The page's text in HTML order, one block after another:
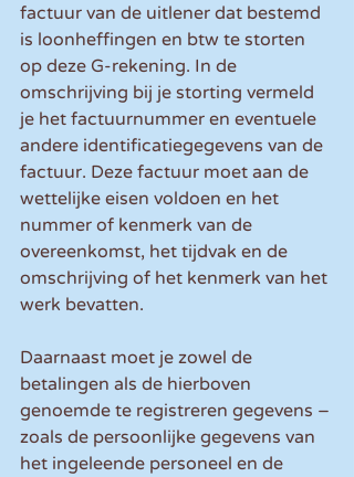
factuur van de uitlener dat bestemd
is loonheffingen en btw te storten
op deze G-rekening. In de
omschrijving bij je storting vermeld
je het factuurnummer en eventuele
andere identificatiegegevens van de
factuur. Deze factuur moet aan de
wettelijke eisen voldoen en het
nummer of kenmerk van de
overeenkomst, het tijdvak en de
omschrijving of het kenmerk van het
werk bevatten.
Daarnaast moet je zowel de
betalingen als de hierboven
genoemde te registreren gegevens –
zoals de persoonlijke gegevens van
het ingeleende personeel en de